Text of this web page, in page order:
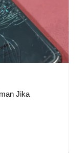
Jika